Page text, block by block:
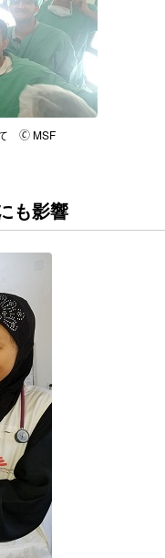
て 🄫 MSF
も影響